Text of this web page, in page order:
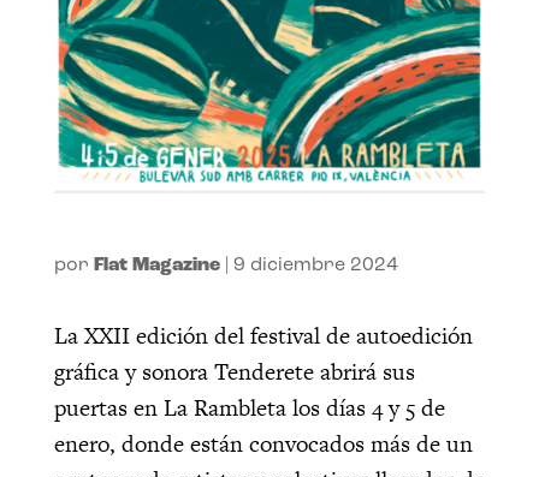
por Flat Magazine| 9 diciembre 2024
La XXII edición del festival de autoedición
gráfica y sonora Tenderete abrirá sus
puertas en La Rambleta los días 4 y 5 de
enero, donde están convocados más de un